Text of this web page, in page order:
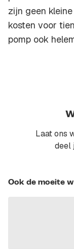
zijn geen
kosten voor
pomp ook
Laat ons
deel
Ook de moeite